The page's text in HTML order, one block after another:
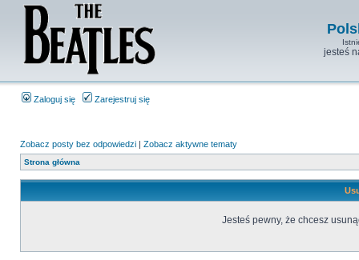
jesteś
Zaloguj się Zarejestruj się
Zobacz posty bez odpowiedzi | Zobacz aktywne tematy
Strona główna
Jesteś pewny, że chcesz